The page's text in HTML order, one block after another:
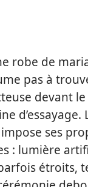
robe de
pas à
devant
d’essayage.
ses
: lumière
étroits,